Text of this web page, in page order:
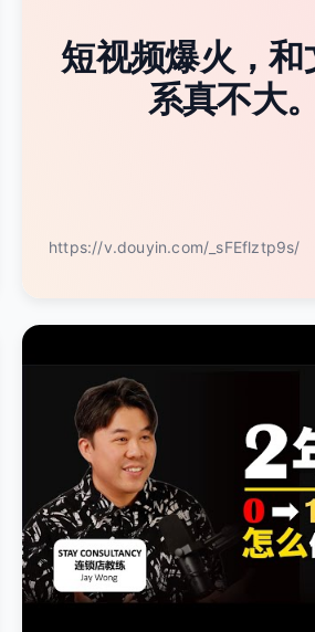
短视频爆火，和
系真不大。
https://v.douyin.com/_sFEflztp9s/